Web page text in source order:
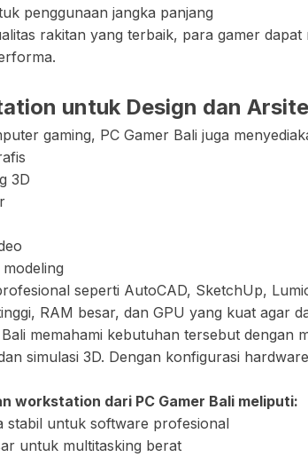
penggunaan jangka panjang
rakitan yang terbaik, para gamer
untuk Design dan
gaming, PC Gamer Bali juga
3D
seperti AutoCAD, SketchUp,
RAM besar, dan GPU yang kuat agar
Bali memahami kebutuhan tersebut
simulasi 3D. Dengan konfigurasi
workstation dari PC Gamer Bali meliputi:
stabil untuk software profesional
untuk multitasking berat